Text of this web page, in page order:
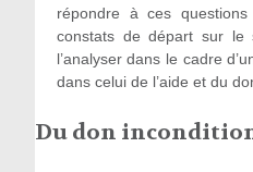
répondre à ces
constats de départ sur le
l’analyser dans le cadre
dans celui de l’aide et du
Du don